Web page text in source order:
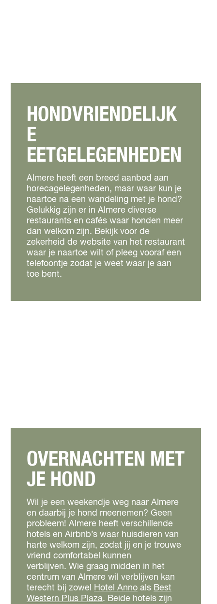
HONDVRIENDELIJK
E
EETGELEGENHEDEN
Almere heeft een breed aanbod aan
horecagelegenheden, maar waar kun je
naartoe na een wandeling met je hond?
Gelukkig zijn er in Almere diverse
restaurants en cafés waar honden meer
dan welkom zijn. Bekijk voor de
zekerheid de website van het restaurant
waar je naartoe wilt of pleeg vooraf een
telefoontje zodat je weet waar je aan
toe bent.
OVERNACHTEN MET
JE HOND
Wil je een weekendje weg naar Almere
en daarbij je hond meenemen? Geen
probleem! Almere heeft verschillende
hotels en Airbnb’s waar huisdieren van
harte welkom zijn, zodat jij en je trouwe
vriend comfortabel kunnen
verblijven. Wie graag midden in het
centrum van Almere wil verblijven kan
terecht bij zowel
Hotel Anno als Best
Western Plus Plaza. Beide hotels zijn